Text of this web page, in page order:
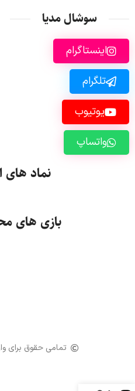
سوشال مدیا
اینستاگرام
تلگرام
یوتیوب
واتساپ
نماد های
بازی های
تمامی حقوق برای